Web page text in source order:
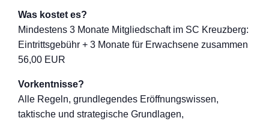
Was kostet es?
Mindestens 3 Monate Mitgliedschaft im SC Kreuzberg:
Eintrittsgebühr + 3 Monate für Erwachsene zusammen
56,00 EUR
Vorkentnisse?
Alle Regeln, grundlegendes Eröffnungswissen,
taktische und strategische Grundlagen,